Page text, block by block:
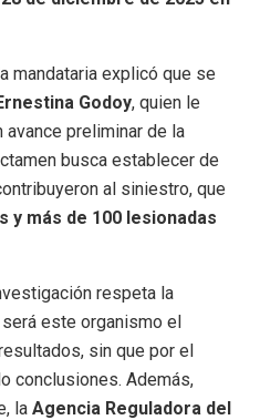
mandataria explicó que se
Godoy, quien le
preliminar de la
busca establecer de
al siniestro, que
y más de 100 lesionadas
respeta la
este organismo el
sin que por el
conclusiones. Además,
la Agencia Reguladora del